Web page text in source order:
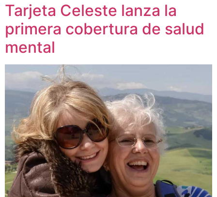
Tarjeta Celeste lanza la
primera cobertura de salud
mental